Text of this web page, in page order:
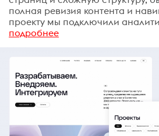
полная ревизия контента и
проекту мы подключили
подробнее